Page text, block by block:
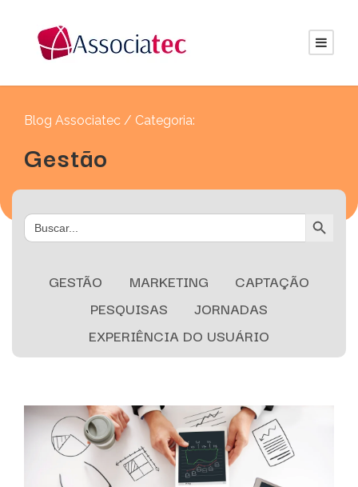
Blog Associatec / Categoria:
Gestão
Search
for:
Search Button
GESTÃO MARKETING
CAPTAÇÃO
PESQUISAS
JORNADAS
EXPERIÊNCIA DO USUÁRIO